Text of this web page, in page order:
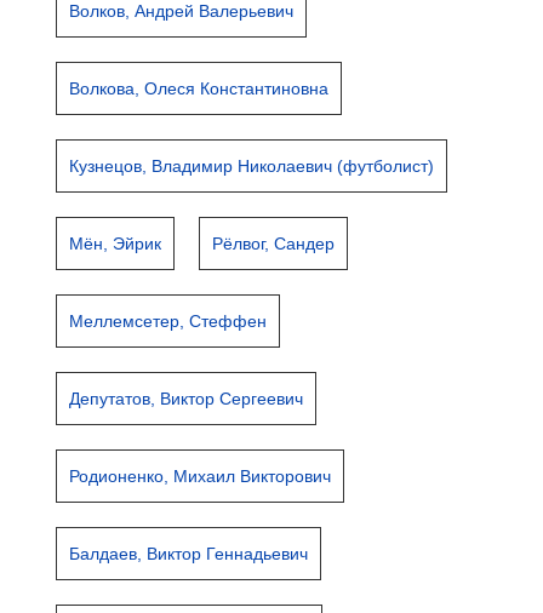
Волков, Андрей Валерьевич
Волкова, Олеся Константиновна
Кузнецов, Владимир Николаевич (футболист)
Мён, Эйрик Рёлвог, Сандер
Меллемсетер, Стеффен
Депутатов, Виктор Сергеевич
Родионенко, Михаил Викторович
Балдаев, Виктор Геннадьевич